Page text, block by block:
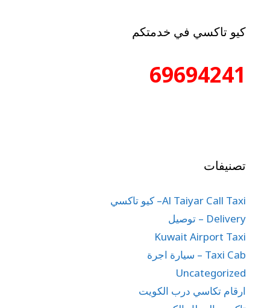
كيو تاكسي في خدمتكم
69694241
تصنيفات
Al Taiyar Call Taxi– كيو تاكسي
Delivery – توصيل
Kuwait Airport Taxi
Taxi Cab – سيارة اجرة
Uncategorized
ارقام تكاسي درب الكويت